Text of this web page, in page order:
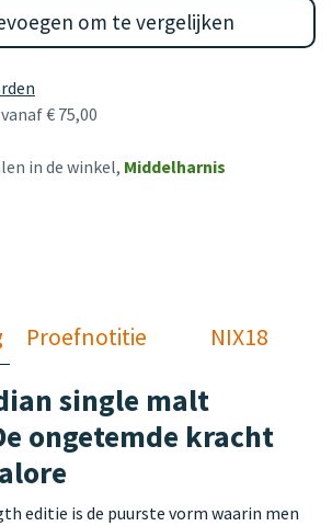
om te vergelijken
€ 75,00
in de winkel, Middelharnis
Proefnotitie NIX18
single malt
ongetemde kracht
editie is de puurste vorm waarin men